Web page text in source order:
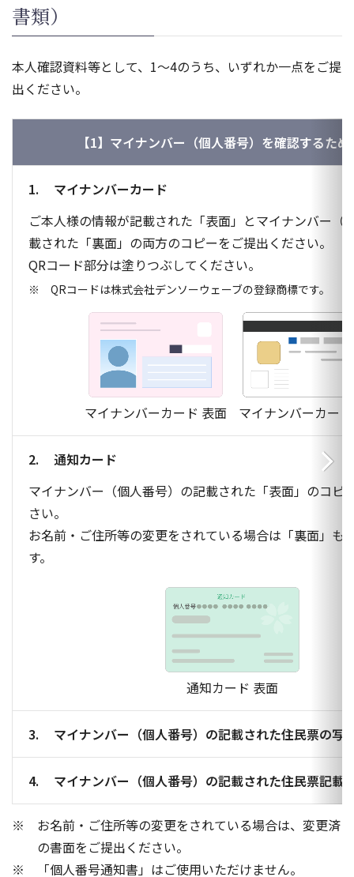
書類）
本人確認資料等として、1～4のうち、いずれか一点をご提
出ください。
【1】マイナンバー（個人番号）を確認するた
マイナンバーカード
ご本人様の情報が記載された「表面」とマイナンバー（
載された「裏面」の両方のコピーをご提出ください。
QRコード部分は塗りつぶしてください。
QRコードは株式会社デンソーウェーブの登録商標です。
マイナンバーカード 表面 マイナンバーカー
通知カード
マイナンバー（個人番号）の記載された「表面」のコピ
さい。
お名前・ご住所等の変更をされている場合は「裏面」も
す。
通知カード 表面
マイナンバー（個人番号）の記載された住民票の写
マイナンバー（個人番号）の記載された住民票記載
お名前・ご住所等の変更をされている場合は、変更済
の書面をご提出ください。
「個人番号通知書」はご使用いただけません。